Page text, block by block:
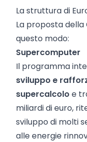
La struttura di
La proposta
questo modo:
Supercomputer
Il programma
sviluppo e
supercalcolo e
miliardi di euro,
sviluppo di molti
alle energie